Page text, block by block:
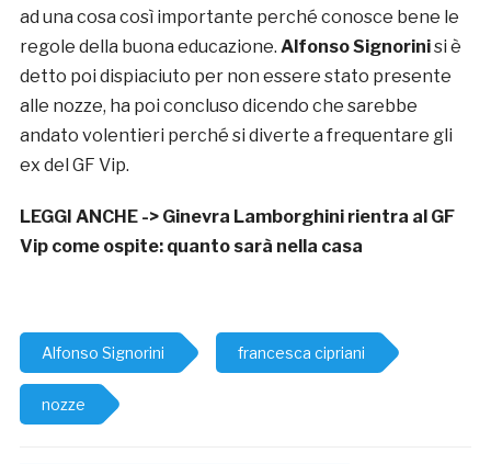
ad una cosa così importante perché conosce bene le
regole della buona educazione. Alfonso Signorinisi è
detto poi dispiaciuto per non essere stato presente
alle nozze, ha poi concluso dicendo che sarebbe
andato volentieri perché si diverte a frequentare gli
ex del GF Vip.
LEGGI ANCHE -> Ginevra Lamborghini rientra al GF
Vip come ospite: quanto sarà nella casa
Alfonso Signorini francesca cipriani
nozze